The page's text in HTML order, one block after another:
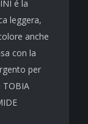
é la
leggera,
anche
con la
per
TOBIA